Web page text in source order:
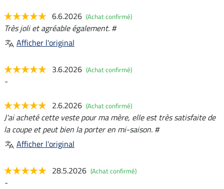
6.6.2026 (Achat confirmé)
Très joli et agréable également. #
Afficher l'original
3.6.2026 (Achat confirmé)
-
2.6.2026 (Achat confirmé)
J'ai acheté cette veste pour ma mère, elle est très satisfaite de
la coupe et peut bien la porter en mi-saison. #
Afficher l'original
28.5.2026 (Achat confirmé)
-